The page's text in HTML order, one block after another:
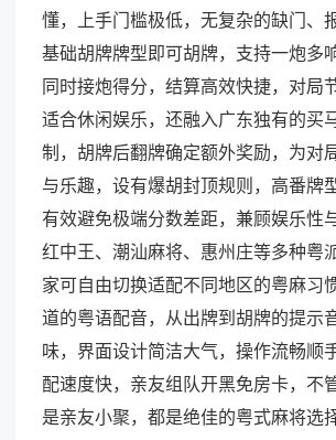
懂，上手门槛极低，无复杂的缺门、
基础胡牌牌型即可胡牌，支持一炮多
同时接炮得分，结算高效快捷，对局
适合休闲娱乐，还融入广东独有的买
制，胡牌后翻牌确定额外奖励，为对
与乐趣，设有爆胡封顶规则，高番牌
有效避免极端分数差距，兼顾娱乐性
红中王、潮汕麻将、惠州庄等多种粤
家可自由切换适配不同地区的粤麻习
道的粤语配音，从出牌到胡牌的提示
味，界面设计简洁大气，操作流畅顺
配速度快，亲友组队开黑免房卡，不
是亲友小聚，都是绝佳的粤式麻将选